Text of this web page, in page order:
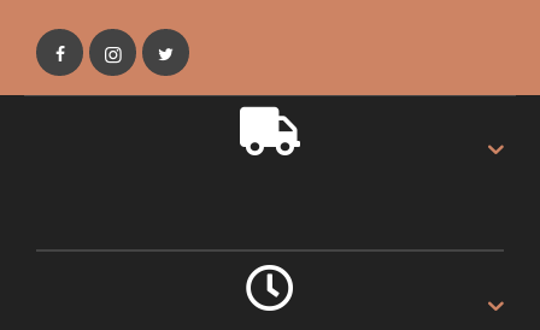
Gratis verzending op alles.